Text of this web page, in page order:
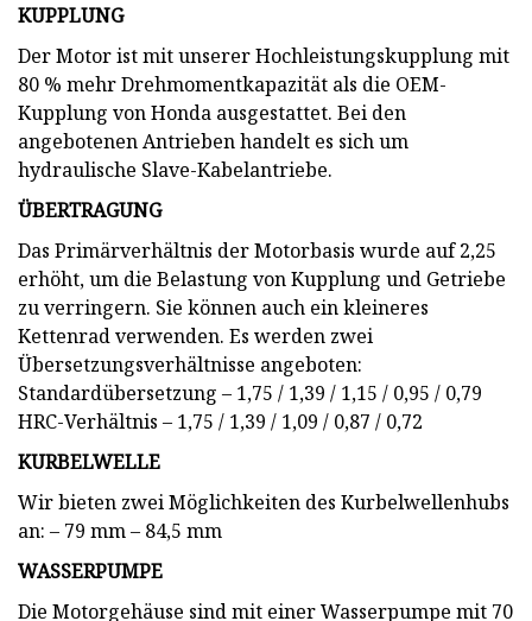
KUPPLUNG
Der Motor ist mit unserer Hochleistungskupplung mit
80 % mehr Drehmomentkapazität als die OEM-
Kupplung von Honda ausgestattet. Bei den
angebotenen Antrieben handelt es sich um
hydraulische Slave-Kabelantriebe.
ÜBERTRAGUNG
Das Primärverhältnis der Motorbasis wurde auf 2,25
erhöht, um die Belastung von Kupplung und Getriebe
zu verringern. Sie können auch ein kleineres
Kettenrad verwenden. Es werden zwei
Übersetzungsverhältnisse angeboten:
Standardübersetzung – 1,75 / 1,39 / 1,15 / 0,95 / 0,79
HRC-Verhältnis – 1,75 / 1,39 / 1,09 / 0,87 / 0,72
KURBELWELLE
Wir bieten zwei Möglichkeiten des Kurbelwellenhubs
an: – 79 mm – 84,5 mm
WASSERPUMPE
Die Motorgehäuse sind mit einer Wasserpumpe mit 70